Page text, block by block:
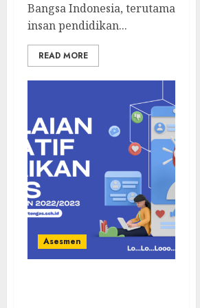
Bangsa Indonesia, terutama
insan pendidikan...
READ MORE
Asesmen